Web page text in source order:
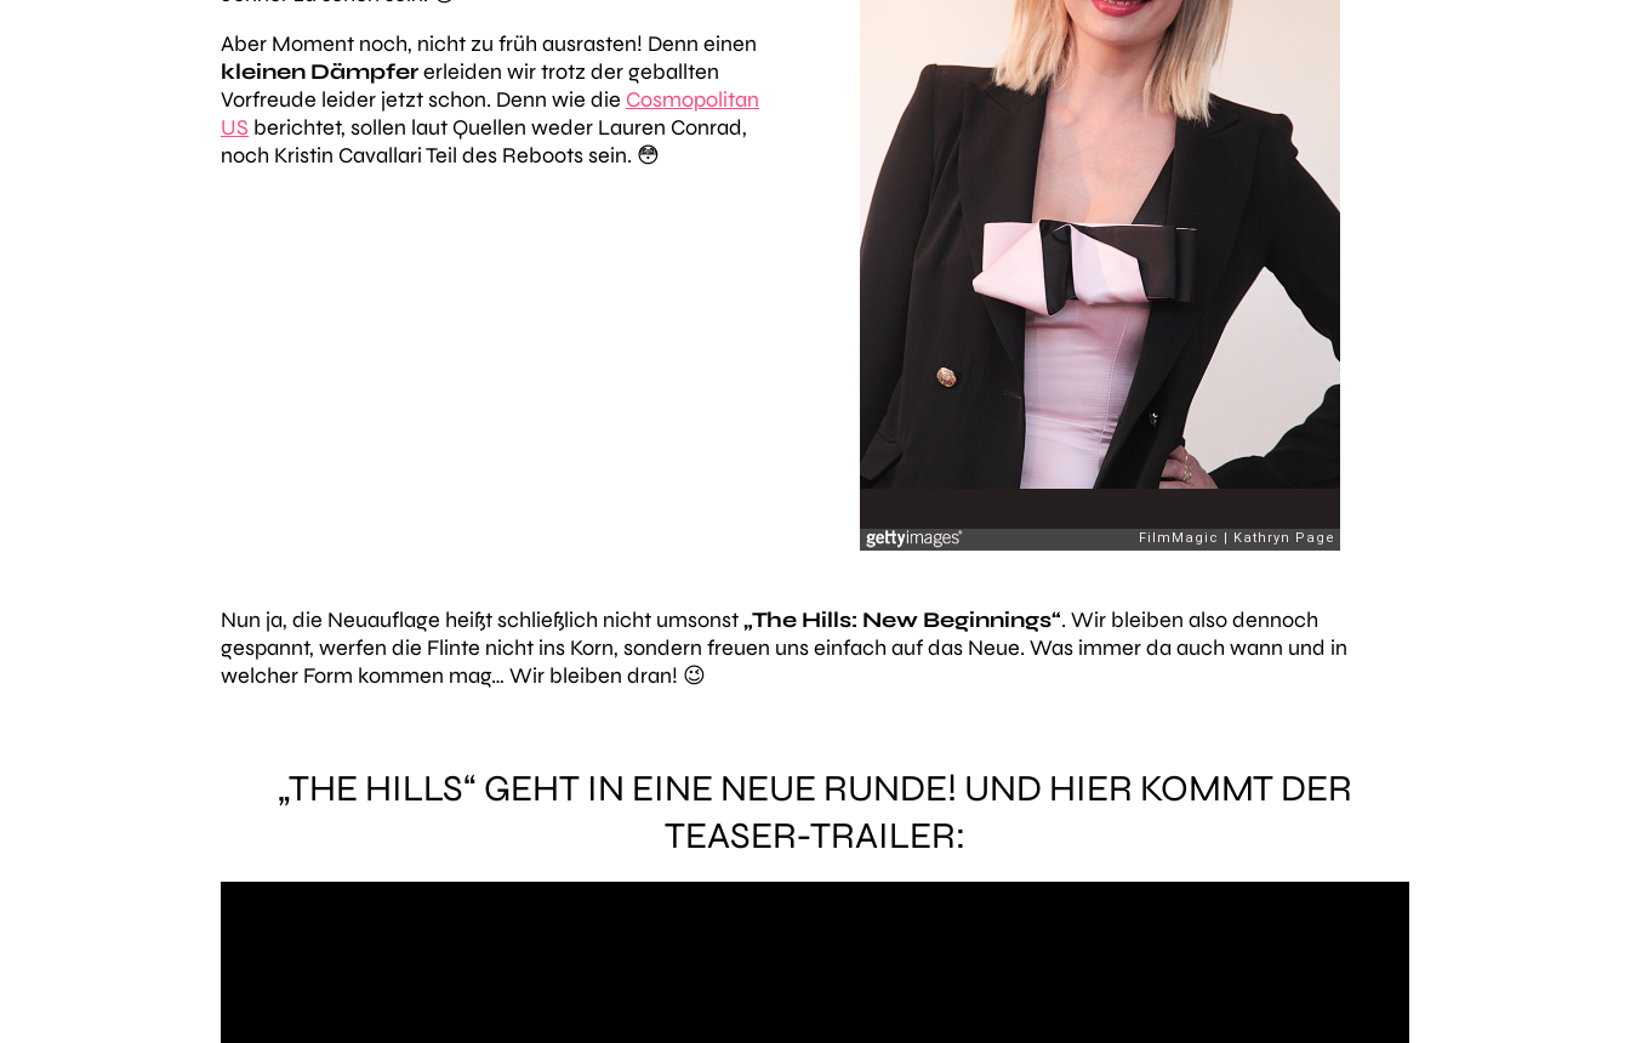
Aber Moment noch, nicht zu früh ausrasten! Denn einen
kleinen Dämpfererleiden wir trotz der geballten
Vorfreude leider jetzt schon. Denn wie die Cosmopolitan
US berichtet, sollen laut Quellen weder Lauren Conrad,
noch Kristin Cavallari Teil des Reboots sein. 😳
Nun ja, die Neuauflage heißt schließlich nicht umsonst„The Hills: New Beginnings“. Wir bleiben also dennoch
gespannt, werfen die Flinte nicht ins Korn, sondern freuen uns einfach auf das Neue. Was immer da auch wann und in
welcher Form kommen mag… Wir bleiben dran! 😉
„THE HILLS“ GEHT IN EINE NEUE RUNDE! UND HIER KOMMT DER
TEASER-TRAILER: